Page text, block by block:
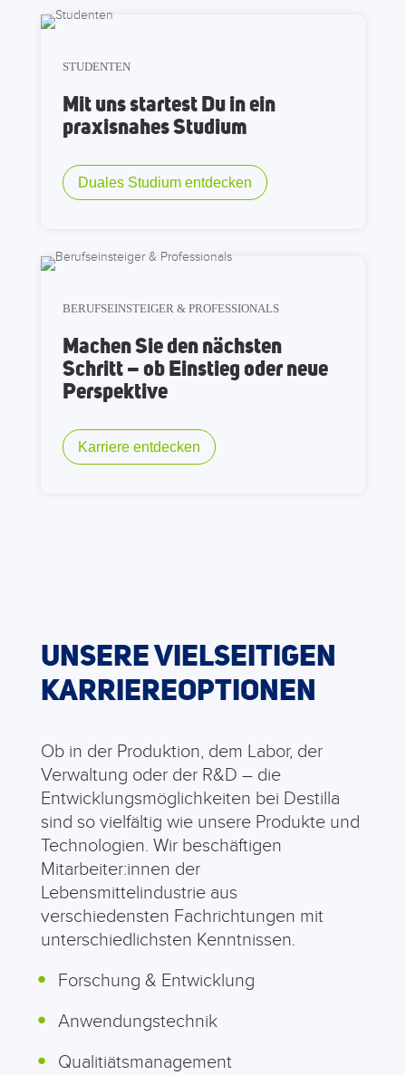
STUDENTEN
Mit uns startest Du in ein
praxisnahes Studium
Duales Studium entdecken
BERUFSEINSTEIGER & PROFESSIONALS
Machen Sie den nächsten
Schritt – ob Einstieg oder neue
Perspektive
Karriere entdecken
UNSERE VIELSEITIGEN
KARRIEREOPTIONEN
Ob in der Produktion, dem Labor, der
Verwaltung oder der R&D – die
Entwicklungsmöglichkeiten bei Destilla
sind so vielfältig wie unsere Produkte und
Technologien. Wir beschäftigen
Mitarbeiter:innen der
Lebensmittelindustrie aus
verschiedensten Fachrichtungen mit
unterschiedlichsten Kenntnissen.
Forschung & Entwicklung
Anwendungstechnik
Qualitiätsmanagement